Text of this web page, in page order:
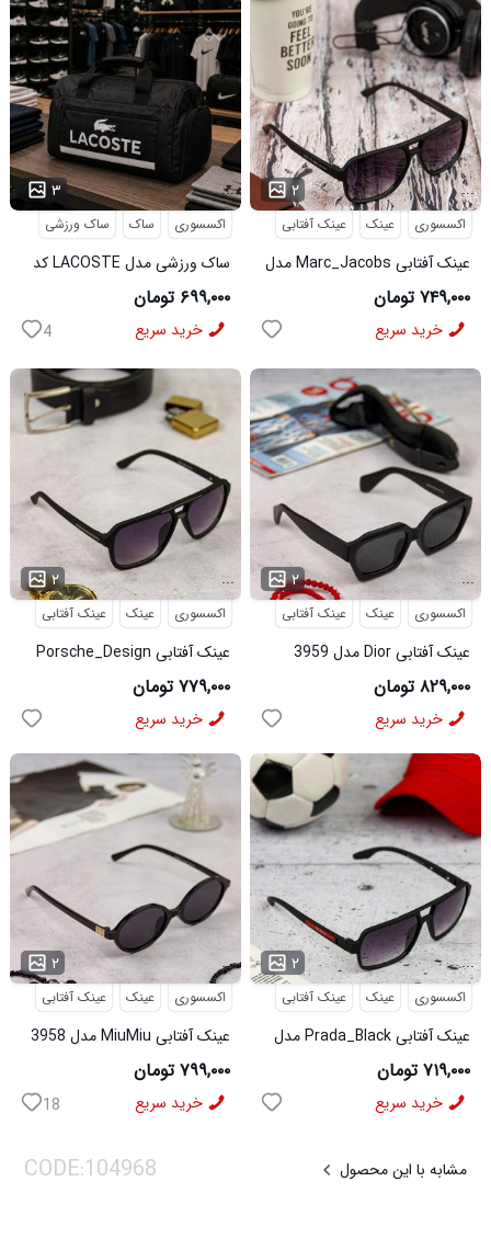
۳ ...
اکسسوری ساک ساک ورزشی
ساک ورزشی مدل LACOSTE کد
6566
۶۹۹,۰۰۰ تومان
خرید سریع 4
۲ ...
اکسسوری عینک عینک آفتابی
عینک آفتابی Marc_Jacobs مدل
3956
۷۴۹,۰۰۰ تومان
خرید سریع
۲ ...
اکسسوری عینک عینک آفتابی
عینک آفتابی Porsche_Design
مدل 3960
۷۷۹,۰۰۰ تومان
خرید سریع
۲ ...
اکسسوری عینک عینک آفتابی
عینک آفتابی Dior مدل 3959
۸۲۹,۰۰۰ تومان
خرید سریع
۲ ...
اکسسوری عینک عینک آفتابی
عینک آفتابی MiuMiu مدل 3958
۷۹۹,۰۰۰ تومان
خرید سریع 18
۲ ...
اکسسوری عینک عینک آفتابی
عینک آفتابی Prada_Black مدل
3957
۷۱۹,۰۰۰ تومان
خرید سریع
مشابه با این محصول